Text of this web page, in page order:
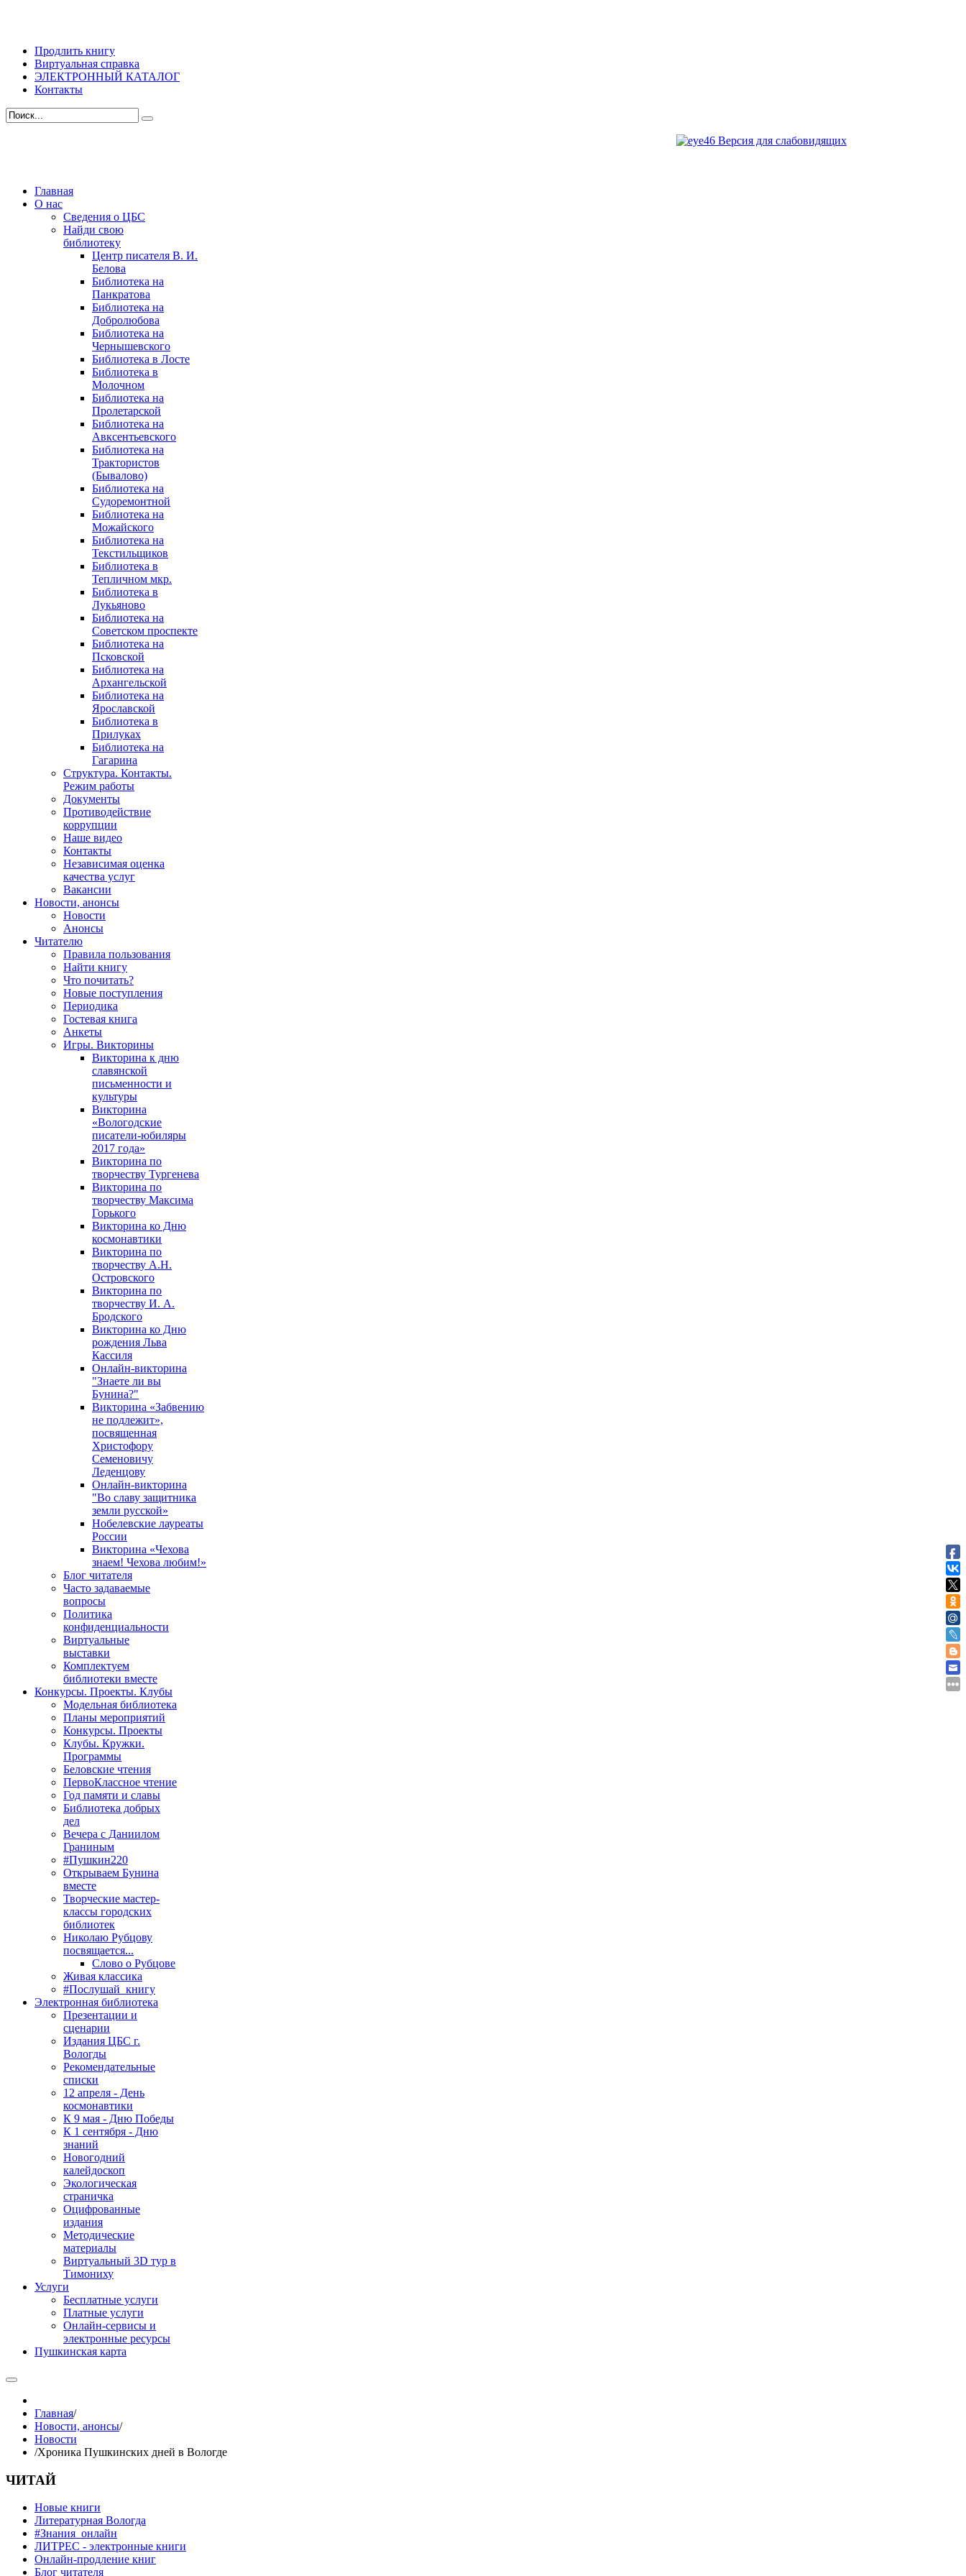
Продлить книгу
Виртуальная справка
ЭЛЕКТРОННЫЙ КАТАЛОГ
Контакты
Версия для слабовидящих
Главная
О нас
Сведения о ЦБС
Найди свою
библиотеку
Центр писателя В. И.
Белова
Библиотека на
Панкратова
Библиотека на
Добролюбова
Библиотека на
Чернышевского
Библиотека в Лосте
Библиотека в
Молочном
Библиотека на
Пролетарской
Библиотека на
Авксентьевского
Библиотека на
Трактористов
(Бывалово)
Библиотека на
Судоремонтной
Библиотека на
Можайского
Библиотека на
Текстильщиков
Библиотека в
Тепличном мкр.
Библиотека в
Лукьяново
Библиотека на
Советском проспекте
Библиотека на
Псковской
Библиотека на
Архангельской
Библиотека на
Ярославской
Библиотека в
Прилуках
Библиотека на
Гагарина
Структура. Контакты.
Режим работы
Документы
Противодействие
коррупции
Наше видео
Контакты
Независимая оценка
качества услуг
Вакансии
Новости, анонсы
Новости
Анонсы
Читателю
Правила пользования
Найти книгу
Что почитать?
Новые поступления
Периодика
Гостевая книга
Анкеты
Игры. Викторины
Викторина к дню
славянской
письменности и
культуры
Викторина
«Вологодские
писатели-юбиляры
2017 года»
Викторина по
творчеству Тургенева
Викторина по
творчеству Максима
Горького
Викторина ко Дню
космонавтики
Викторина по
творчеству А.Н.
Островского
Викторина по
творчеству И. А.
Бродского
Викторина ко Дню
рождения Льва
Кассиля
Онлайн-викторина
"Знаете ли вы
Бунина?"
Викторина «Забвению
не подлежит»,
посвященная
Христофору
Семеновичу
Леденцову
Онлайн-викторина
"Во славу защитника
земли русской»
Нобелевские лауреаты
России
Викторина «Чехова
знаем! Чехова любим!»
Блог читателя
Часто задаваемые
вопросы
Политика
конфиденциальности
Виртуальные
выставки
Комплектуем
библиотеки вместе
Конкурсы. Проекты. Клубы
Модельная библиотека
Планы мероприятий
Конкурсы. Проекты
Клубы. Кружки.
Программы
Беловские чтения
ПервоКлассное чтение
Год памяти и славы
Библиотека добрых
дел
Вечера с Даниилом
Граниным
#Пушкин220
Открываем Бунина
вместе
Творческие мастер-
классы городских
библиотек
Николаю Рубцову
посвящается...
Слово о Рубцове
Живая классика
#Послушай_книгу
Электронная библиотека
Презентации и
сценарии
Издания ЦБС г.
Вологды
Рекомендательные
списки
12 апреля - День
космонавтики
К 9 мая - Дню Победы
К 1 сентября - Дню
знаний
Новогодний
калейдоскоп
Экологическая
страничка
Оцифрованные
издания
Методические
материалы
Виртуальный 3D тур в
Тимониху
Услуги
Бесплатные услуги
Платные услуги
Онлайн-сервисы и
электронные ресурсы
Пушкинская карта
Главная/
Новости, анонсы/
Новости
/Хроника Пушкинских дней в Вологде
ЧИТАЙ
Новые книги
Литературная Вологда
#Знания_онлайн
ЛИТРЕС - электронные книги
Онлайн-продление книг
Блог читателя